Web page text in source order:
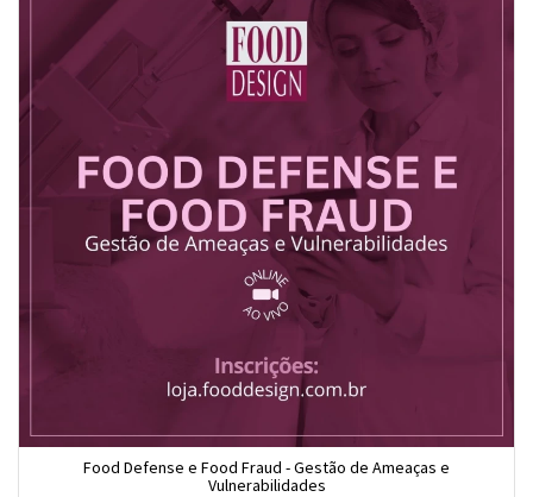
Food Defense e Food Fraud - Gestão de Ameaças e
Vulnerabilidades